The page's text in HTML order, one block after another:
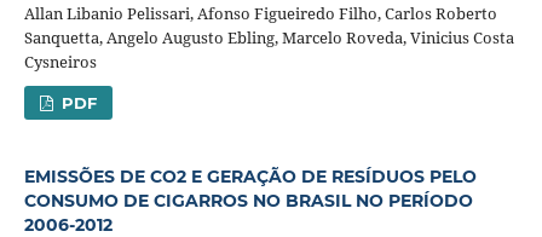
Allan Libanio Pelissari, Afonso Figueiredo Filho, Carlos Roberto
Sanquetta, Angelo Augusto Ebling, Marcelo Roveda, Vinicius Costa
Cysneiros
PDF
EMISSÕES DE CO2 E GERAÇÃO DE RESÍDUOS PELO
CONSUMO DE CIGARROS NO BRASIL NO PERÍODO
2006-2012